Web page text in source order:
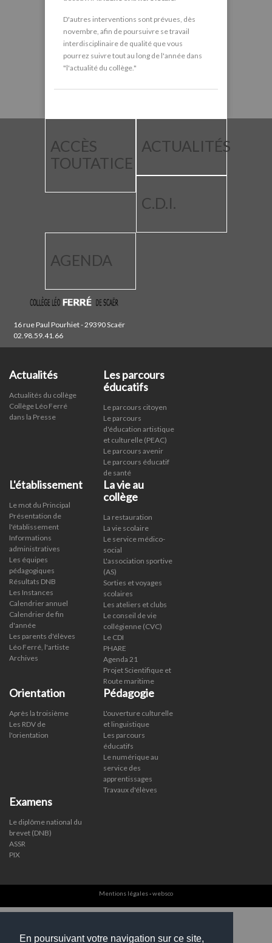
En poursuivant votre navigation sur ce site,
D'autres interventions sont prévues, dès
novembre, afin de poursuivre se travail
interdisciplinaire de qualité que vous
pourrez suivre tout au long de l'année dans
"l'actualité du collège."
ACCÈS
TOUTATICE
ACTUALITÉS
C.D.I.
AGENDA
16 rue Paul Pourhiet - 29390 Scaër
02.98.59.41.66
Actualités
Actualités du collège
Collège Léo Ferré
dans la Presse
Les parcours
éducatifs
Le parcours citoyen
Le parcours
d'éducation artistique
et culturelle (PEAC)
Le parcours avenir
Le parcours éducatif
de santé
L'établissement
Le mot du Principal
Présentation de
l'établissement
Informations
administratives
Les équipes
pédagogiques
Résultats DNB
Les Instances
Calendrier annuel
Calendrier de fin
d'année
Les parents d'élèves
Léo Ferré, l'artiste
Archives
La vie au
collège
La restauration
La vie scolaire
Le service médico-
social
L'association sportive
(AS)
Sorties et voyages
scolaires
Les ateliers et clubs
Le conseil de vie
collégienne (CVC)
Le CDI
PHARE
Agenda 21
Projet Scientifique et
Route maritime
Orientation
Après la troisième
Les RDV de
l'orientation
Pédagogie
L'ouverture culturelle
et linguistique
Les parcours
éducatifs
Le numérique au
service des
apprentissages
Travaux d'élèves
Examens
Le diplôme national du
brevet (DNB)
ASSR
PIX
Mentions légales-websco